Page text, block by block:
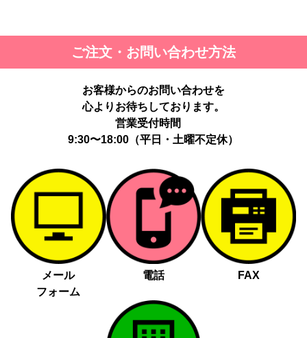
ご注文・お問い合わせ方法
お客様からのお問い合わせを
心よりお待ちしております。
営業受付時間
9:30〜18:00（平日・土曜不定休）
メール
フォーム
電話 FAX